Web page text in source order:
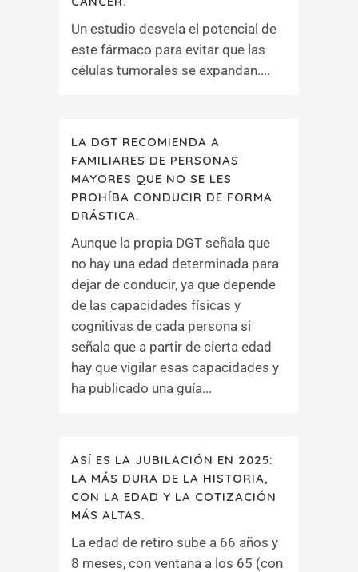
Un estudio desvela el potencial de
este fármaco para evitar que las
células tumorales se expandan....
LA DGT RECOMIENDA A
FAMILIARES DE PERSONAS
MAYORES QUE NO SE LES
PROHÍBA CONDUCIR DE FORMA
DRÁSTICA.
Aunque la propia DGT señala que
no hay una edad determinada para
dejar de conducir, ya que depende
de las capacidades físicas y
cognitivas de cada persona si
señala que a partir de cierta edad
hay que vigilar esas capacidades y
ha publicado una guía...
ASÍ ES LA JUBILACIÓN EN 2025:
LA MÁS DURA DE LA HISTORIA,
CON LA EDAD Y LA COTIZACIÓN
MÁS ALTAS.
La edad de retiro sube a 66 años y
8 meses, con ventana a los 65 (con